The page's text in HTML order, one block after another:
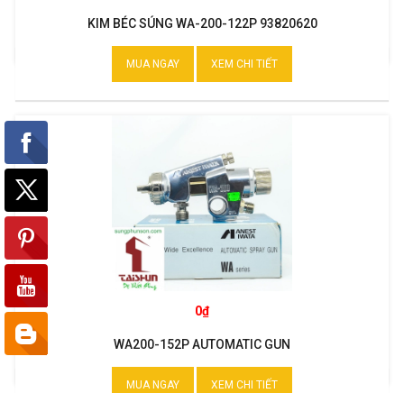
KIM BÉC SÚNG WA-200-122P 93820620
MUA NGAY XEM CHI TIẾT
0₫
WA200-152P AUTOMATIC GUN
MUA NGAY XEM CHI TIẾT